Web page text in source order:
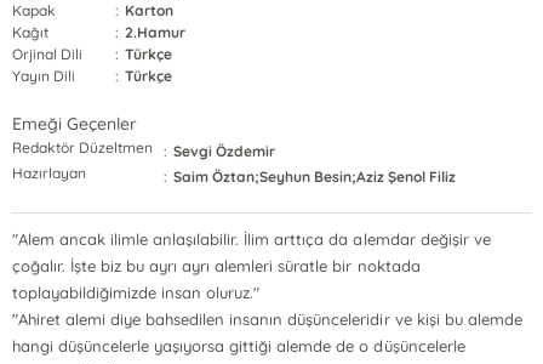
Kapak
: Karton
Kağıt
: 2.Hamur
Orjinal Dili
: Türkçe
Yayın Dili
: Türkçe
Emeği Geçenler
Redaktör Düzeltmen : Sevgi Özdemir
Hazırlayan
: Saim Öztan;Seyhun Besin;Aziz Şenol Filiz
"Alem ancak ilimle anlaşılabilir. İlim arttıça da alemdar değişir ve
çoğalır. İşte biz bu ayrı ayrı alemleri süratle bir noktada
toplayabildiğimizde insan oluruz."
"Ahiret alemi diye bahsedilen insanın düşünceleridir ve kişi bu alemde
hangi düşüncelerle yaşıyorsa gittiği alemde de o düşüncelerle